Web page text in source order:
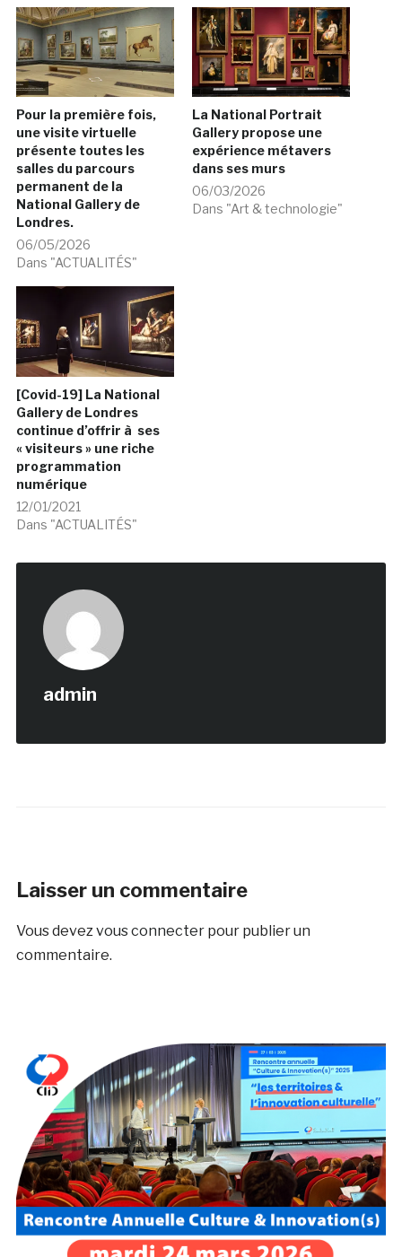
Pour la première fois,
une visite virtuelle
présente toutes les
salles du parcours
permanent de la
National Gallery de
Londres.
06/05/2026
Dans "ACTUALITÉS"
La National Portrait
Gallery propose une
expérience métavers
dans ses murs
06/03/2026
Dans "Art & technologie"
[Covid-19] La National
Gallery de Londres
continue d’offrir à ses
« visiteurs » une riche
programmation
numérique
12/01/2021
Dans "ACTUALITÉS"
admin
Laisser un commentaire
Vous devezvous connecterpour publier un
commentaire.